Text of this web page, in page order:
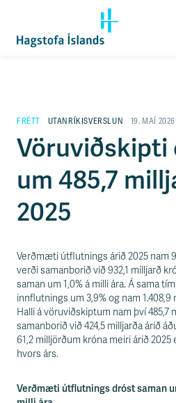
FRÉTT UTANRÍKISVERSLUN 19. MAÍ 2026
um 485,7
2025
Verðmæti útflutnings árið 2025 nam
verði samanborið við 932,1 milljarð
saman um 1,0% á milli ára. Á sama
innflutnings um 3,9% og nam
Halli á vöruviðskiptum nam því 485,7
samanborið við 424,5 milljarða árið
61,2 milljörðum króna meiri árið 2025
hvors árs.
Verðmæti útflutnings dróst saman